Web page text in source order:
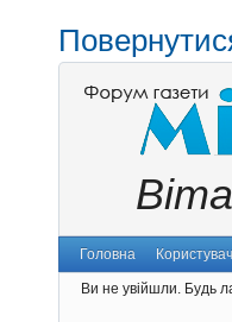
Головна
Ви не увійшли. Будь